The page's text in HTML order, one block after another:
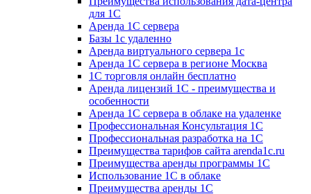
для 1С
Аренда 1С сервера
Базы 1с удаленно
Аренда виртуального сервера 1с
Аренда 1С сервера в регионе Москва
1С торговля онлайн бесплатно
Аренда лицензий 1С - преимущества и
особенности
Аренда 1С сервера в облаке на удаленке
Профессиональная Консультация 1С
Профессиональная разработка на 1С
Преимущества тарифов сайта arenda1c.ru
Преимущества аренды программы 1С
Использование 1С в облаке
Преимущества аренды 1С